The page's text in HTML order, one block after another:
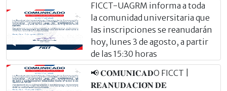
FICCT-UAGRM informa a toda
la comunidad universitaria que
las inscripciones se reanudarán
hoy, lunes 3 de agosto, a partir
de las 15:30 horas
📢 𝐂𝐎𝐌𝐔𝐍𝐈𝐂𝐀𝐃O FICCT |
𝐑𝐄𝐀𝐍𝐔𝐃𝐀𝐂𝐈𝐎́𝐍 𝐃𝐄